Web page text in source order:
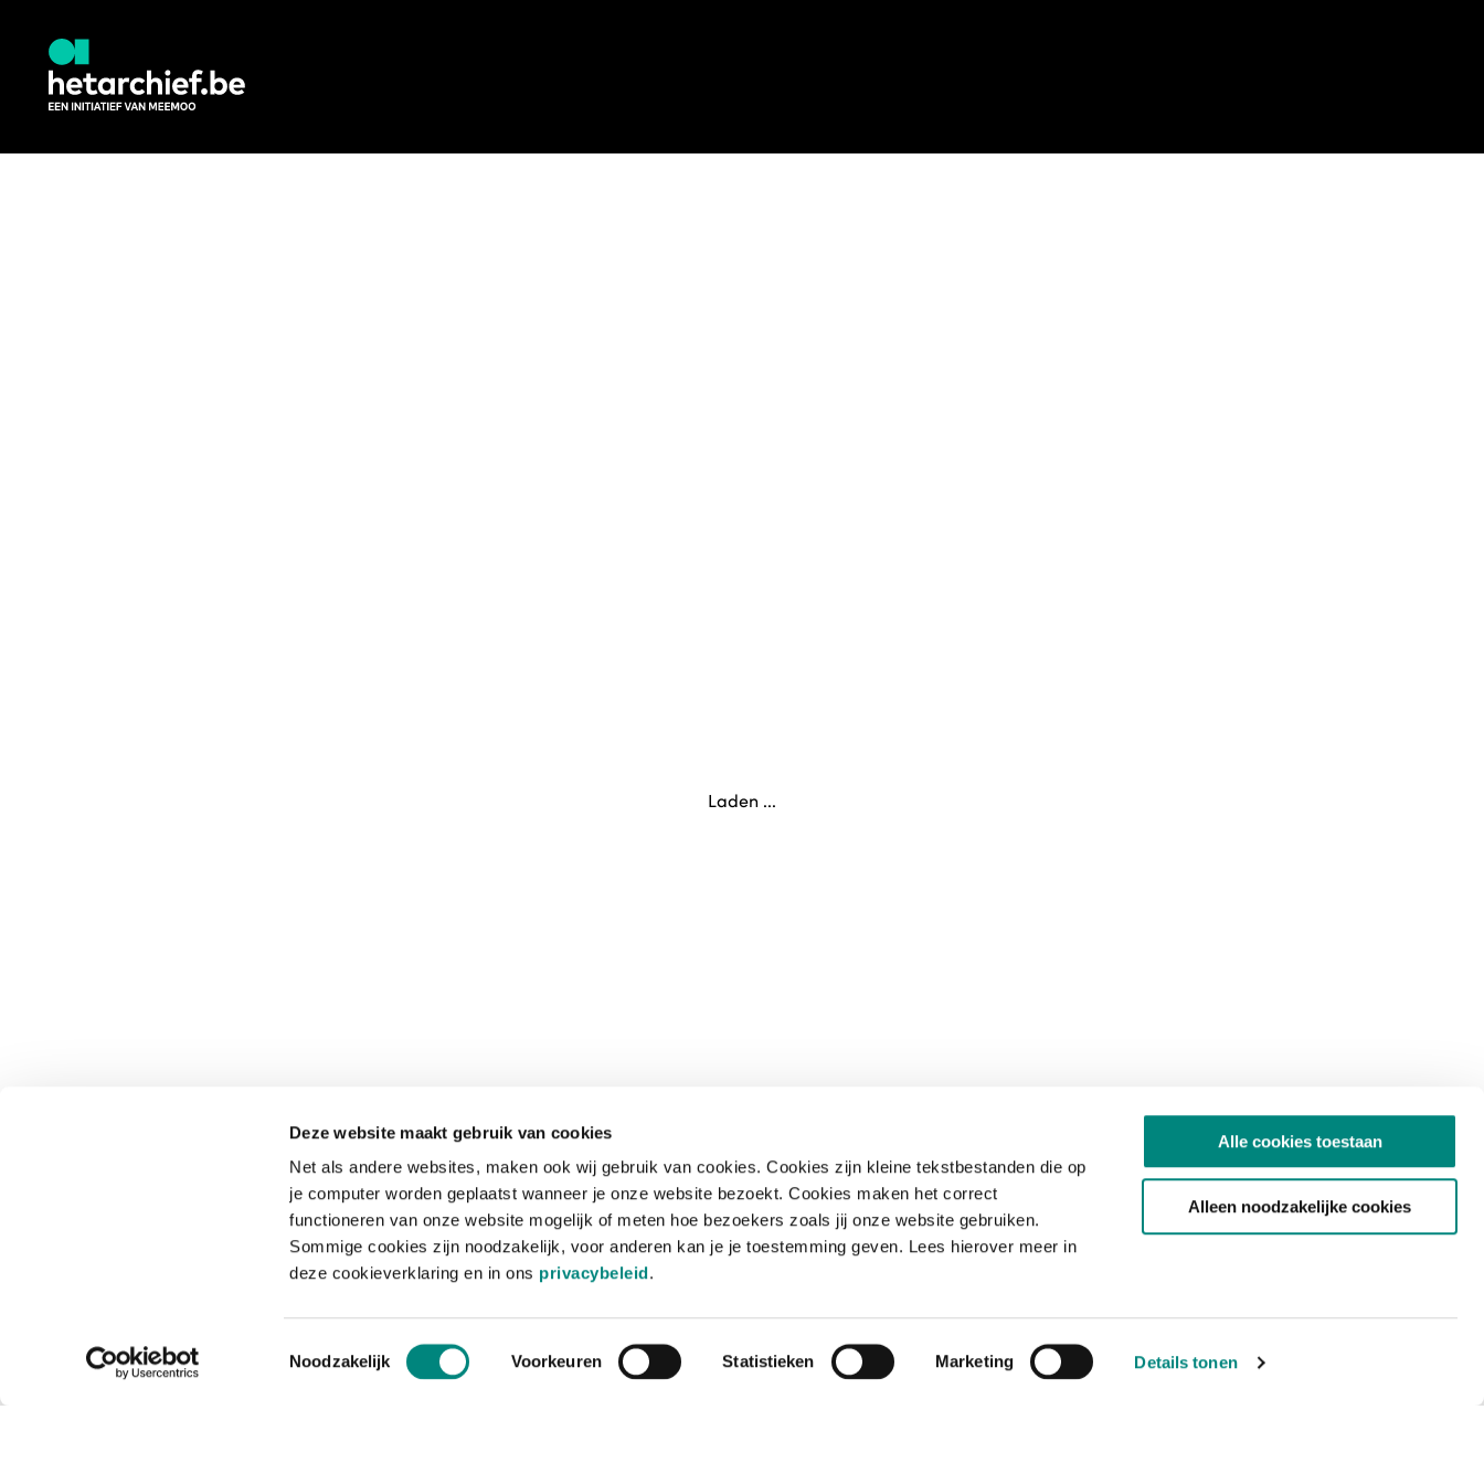
Deze website maakt gebruik van cookies
Net als andere websites, maken ook wij gebruik van cookies. Cookies zijn kleine tekstbestanden die op
je computer worden geplaatst wanneer je onze website bezoekt. Cookies maken het correct
functioneren van onze website mogelijk of meten hoe bezoekers zoals jij onze website gebruiken.
Sommige cookies zijn noodzakelijk, voor anderen kan je je toestemming geven. Lees hierover meer in
deze cookieverklaring en in ons privacybeleid.
Toestemmingsselectie
Noodzakelijk Voorkeuren Statistieken Marketing Details tonen
Alle cookies toestaan
Alleen noodzakelijke cookies
Laden ...